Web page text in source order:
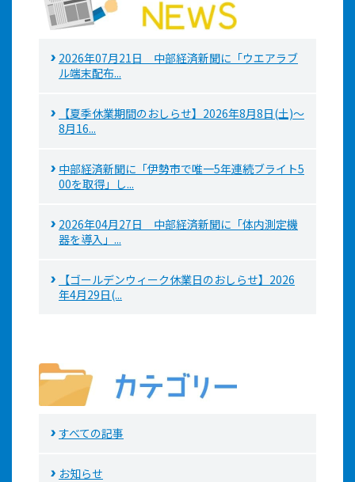
2026年07月21日 中部経済新聞に「ウエアラブ
ル端末配布...
【夏季休業期間のおしらせ】2026年8月8日(土)～
8月16...
中部経済新聞に「伊勢市で唯一5年連続ブライト5
00を取得」し...
2026年04月27日 中部経済新聞に「体内測定機
器を導入」...
【ゴールデンウィーク休業日のおしらせ】2026
年4月29日(...
すべての記事
お知らせ